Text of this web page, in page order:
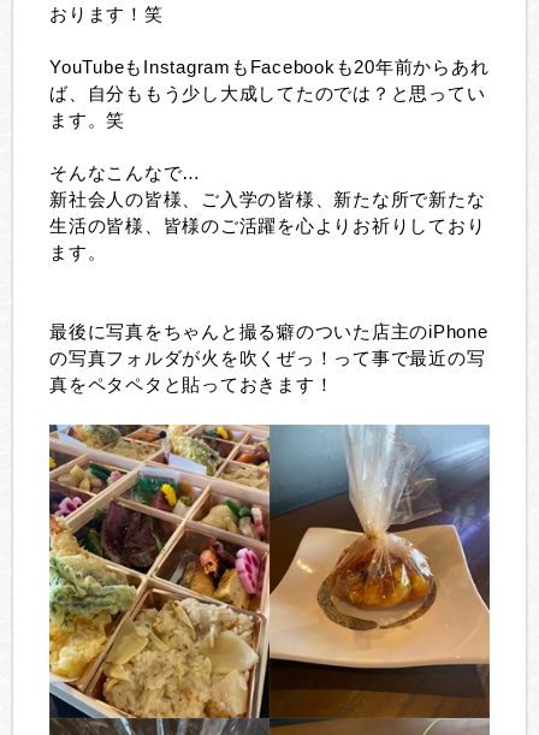
おります！笑
YouTubeもInstagramもFacebookも20年前からあれ
ば、自分ももう少し大成してたのでは？と思ってい
ます。笑
そんなこんなで…
新社会人の皆様、ご入学の皆様、新たな所で新たな
生活の皆様、皆様のご活躍を心よりお祈りしており
ます。
最後に写真をちゃんと撮る癖のついた店主のiPhone
の写真フォルダが火を吹くぜっ！って事で最近の写
真をペタペタと貼っておきます！